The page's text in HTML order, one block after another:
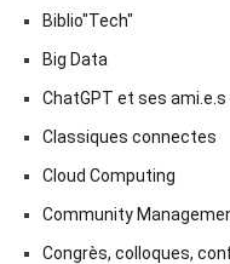
Biblio"Tech"
Big Data
ChatGPT et ses ami.e.s
Classiques connectes
Cloud Computing
Community
Congrès, colloques,